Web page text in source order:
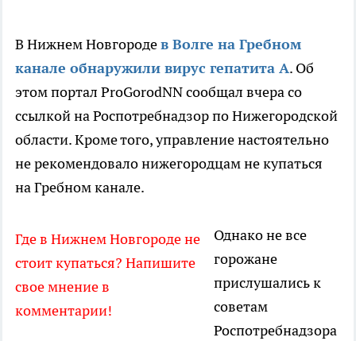
В Нижнем Новгородев Волге на Гребном
канале обнаружили вирус гепатита А. Об
этом портал ProGorodNN cообщал вчера со
ссылкой на Роспотребнадзор по Нижегородской
области. Кроме того, управление настоятельно
не рекомендовало нижегородцам не купаться
на Гребном канале.
Где в Нижнем Новгороде не
стоит купаться? Напишите
свое мнение в
комментарии!
Однако не все
горожане
прислушались к
советам
Роспотребнадзора